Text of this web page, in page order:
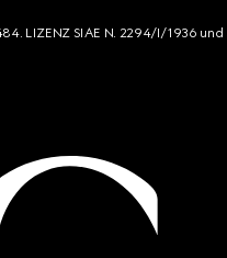
LIZENZ SIAE N. 2294/I/1936